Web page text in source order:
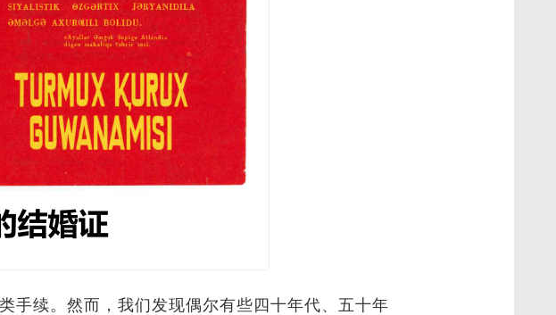
手续。然而，我们发现偶尔有些四十年代、五十年